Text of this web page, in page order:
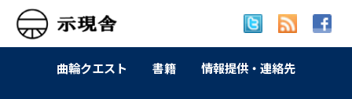
曲輪クエスト 書籍 情報提供・連絡先